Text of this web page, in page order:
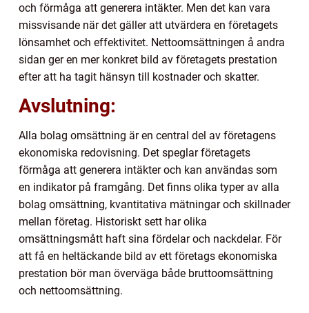
och förmåga att generera intäkter. Men det kan vara
missvisande när det gäller att utvärdera en företagets
lönsamhet och effektivitet. Nettoomsättningen å andra
sidan ger en mer konkret bild av företagets prestation
efter att ha tagit hänsyn till kostnader och skatter.
Avslutning:
Alla bolag omsättning är en central del av företagens
ekonomiska redovisning. Det speglar företagets
förmåga att generera intäkter och kan användas som
en indikator på framgång. Det finns olika typer av alla
bolag omsättning, kvantitativa mätningar och skillnader
mellan företag. Historiskt sett har olika
omsättningsmått haft sina fördelar och nackdelar. För
att få en heltäckande bild av ett företags ekonomiska
prestation bör man överväga både bruttoomsättning
och nettoomsättning.